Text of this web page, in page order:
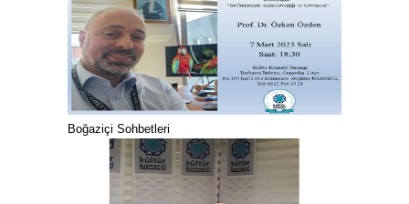
Boğaziçi Sohbetleri